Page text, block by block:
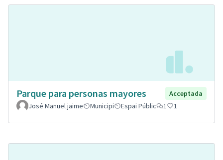
Parque para personas mayores
Acceptada
José Manuel jaime
Municipi Espai Públic 1 1